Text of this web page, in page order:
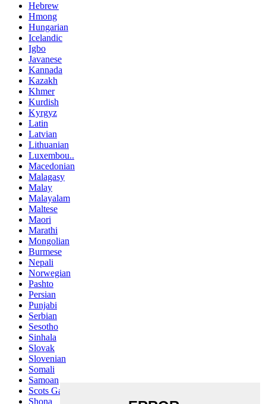
Hebrew
Hmong
Hungarian
Icelandic
Igbo
Javanese
Kannada
Kazakh
Khmer
Kurdish
Kyrgyz
Latin
Latvian
Lithuanian
Luxembou..
Macedonian
Malagasy
Malay
Malayalam
Maltese
Maori
Marathi
Mongolian
Burmese
Nepali
Norwegian
Pashto
Persian
Punjabi
Serbian
Sesotho
Sinhala
Slovak
Slovenian
Somali
Samoan
Scots Gaelic
Shona